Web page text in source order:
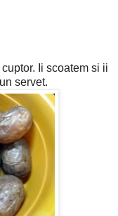
Ii scoatem si ii
servet.